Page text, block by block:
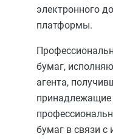
электронного
платформы.
бумаг,
агента,
принадлежащие
бумаг в связи с